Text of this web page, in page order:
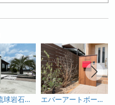
味のある琉球岩石張り門柱と主役のココスヤシが映える広い中庭 エバーアートボード仕様の門柱とモクプラボードでナチュラルテイストはそのままにリメイク！